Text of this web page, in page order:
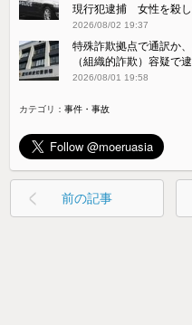
現行犯逮捕 女性を殺
2026/08/02 19:37
特殊詐欺拠点で通訳か
（組織的詐欺）容疑で
2026/08/01 19:58
カテゴリ：事件・事故
前の記事